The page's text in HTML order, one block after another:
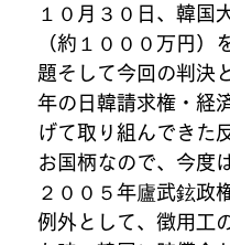
１０月３０日、韓国
（約１０００万円）
題そして今回の判決
年の日韓請求権・経
げて取り組んできた
お国柄なので、今度
２００５年廬武鉉政
例外として、徴用工